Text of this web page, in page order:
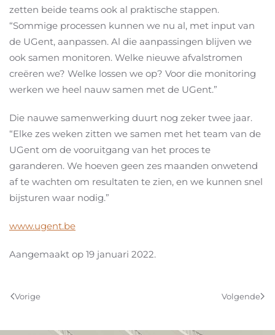
zetten beide teams ook al praktische stappen.
“Sommige processen kunnen we nu al, met input van
de UGent, aanpassen. Al die aanpassingen blijven we
ook samen monitoren. Welke nieuwe afvalstromen
creëren we? Welke lossen we op? Voor die monitoring
werken we heel nauw samen met de UGent.”
Die nauwe samenwerking duurt nog zeker twee jaar.
“Elke zes weken zitten we samen met het team van de
UGent om de vooruitgang van het proces te
garanderen. We hoeven geen zes maanden onwetend
af te wachten om resultaten te zien, en we kunnen snel
bijsturen waar nodig.”
www.ugent.be
Aangemaakt op 19 januari 2022.
Vorige Volgende